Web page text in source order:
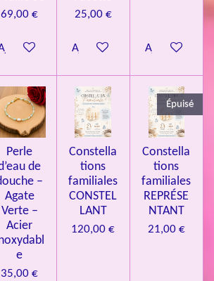
69,00 €
au panier
25,00 €
Ajouter au panierAjouter au
Perle
de
–
Agate
Verte –
Acier
e
35,00 €
Constella
tions
familiales
CONSTEL
LANT
120,00 €
Épuisé
Constella
tions
familiales
REPRÉSE
NTANT
21,00 €